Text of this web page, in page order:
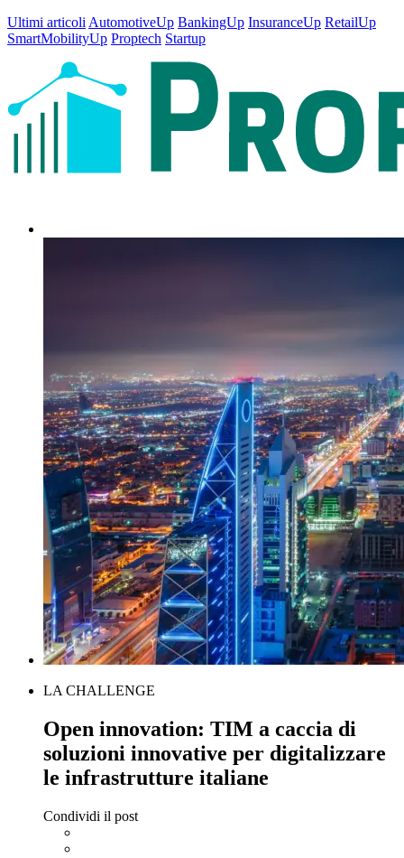
Ultimi articoli AutomotiveUp BankingUp InsuranceUp RetailUp
SmartMobilityUp Proptech Startup
LA CHALLENGE
Open innovation: TIM a caccia di
soluzioni innovative per digitalizzare
le infrastrutture italiane
Condividi il post